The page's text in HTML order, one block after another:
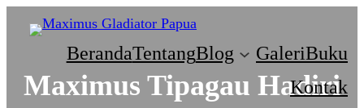
BerandaTentangBlog GaleriBuku
Kontak
Maximus Tipagau Hadiri